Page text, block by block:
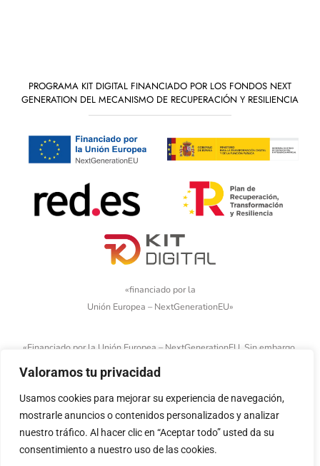
Valoramos tu privacidad
Usamos cookies para mejorar su experiencia de navegación,
mostrarle anuncios o contenidos personalizados y analizar
nuestro tráfico. Al hacer clic en “Aceptar todo” usted da su
consentimiento a nuestro uso de las cookies.
PROGRAMA KIT DIGITAL FINANCIADO POR LOS FONDOS NEXT
GENERATION DEL MECANISMO DE RECUPERACIÓN Y RESILIENCIA
«financiado por la
Unión Europea – NextGenerationEU»
«Financiado por la Unión Europea – NextGenerationEU. Sin embargo,
los puntos de vista y las opiniones expresadas son únicamente los
del autor o autores y no reflejan necesariamente los de la Unión
Europea o la Comisión Europea. Ni la Unión Europea ni la Comisión
Europea pueden ser consideradas responsables de las mismas»